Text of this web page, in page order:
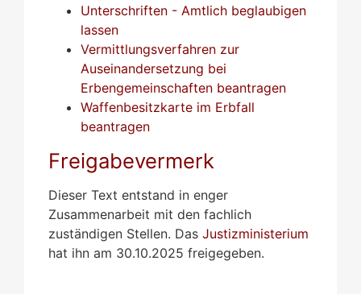
Unterschriften - Amtlich beglaubigen
lassen
Vermittlungsverfahren zur
Auseinandersetzung bei
Erbengemeinschaften beantragen
Waffenbesitzkarte im Erbfall
beantragen
Freigabevermerk
Dieser Text entstand in enger
Zusammenarbeit mit den fachlich
zuständigen Stellen. Das Justizministerium
hat ihn am 30.10.2025 freigegeben.